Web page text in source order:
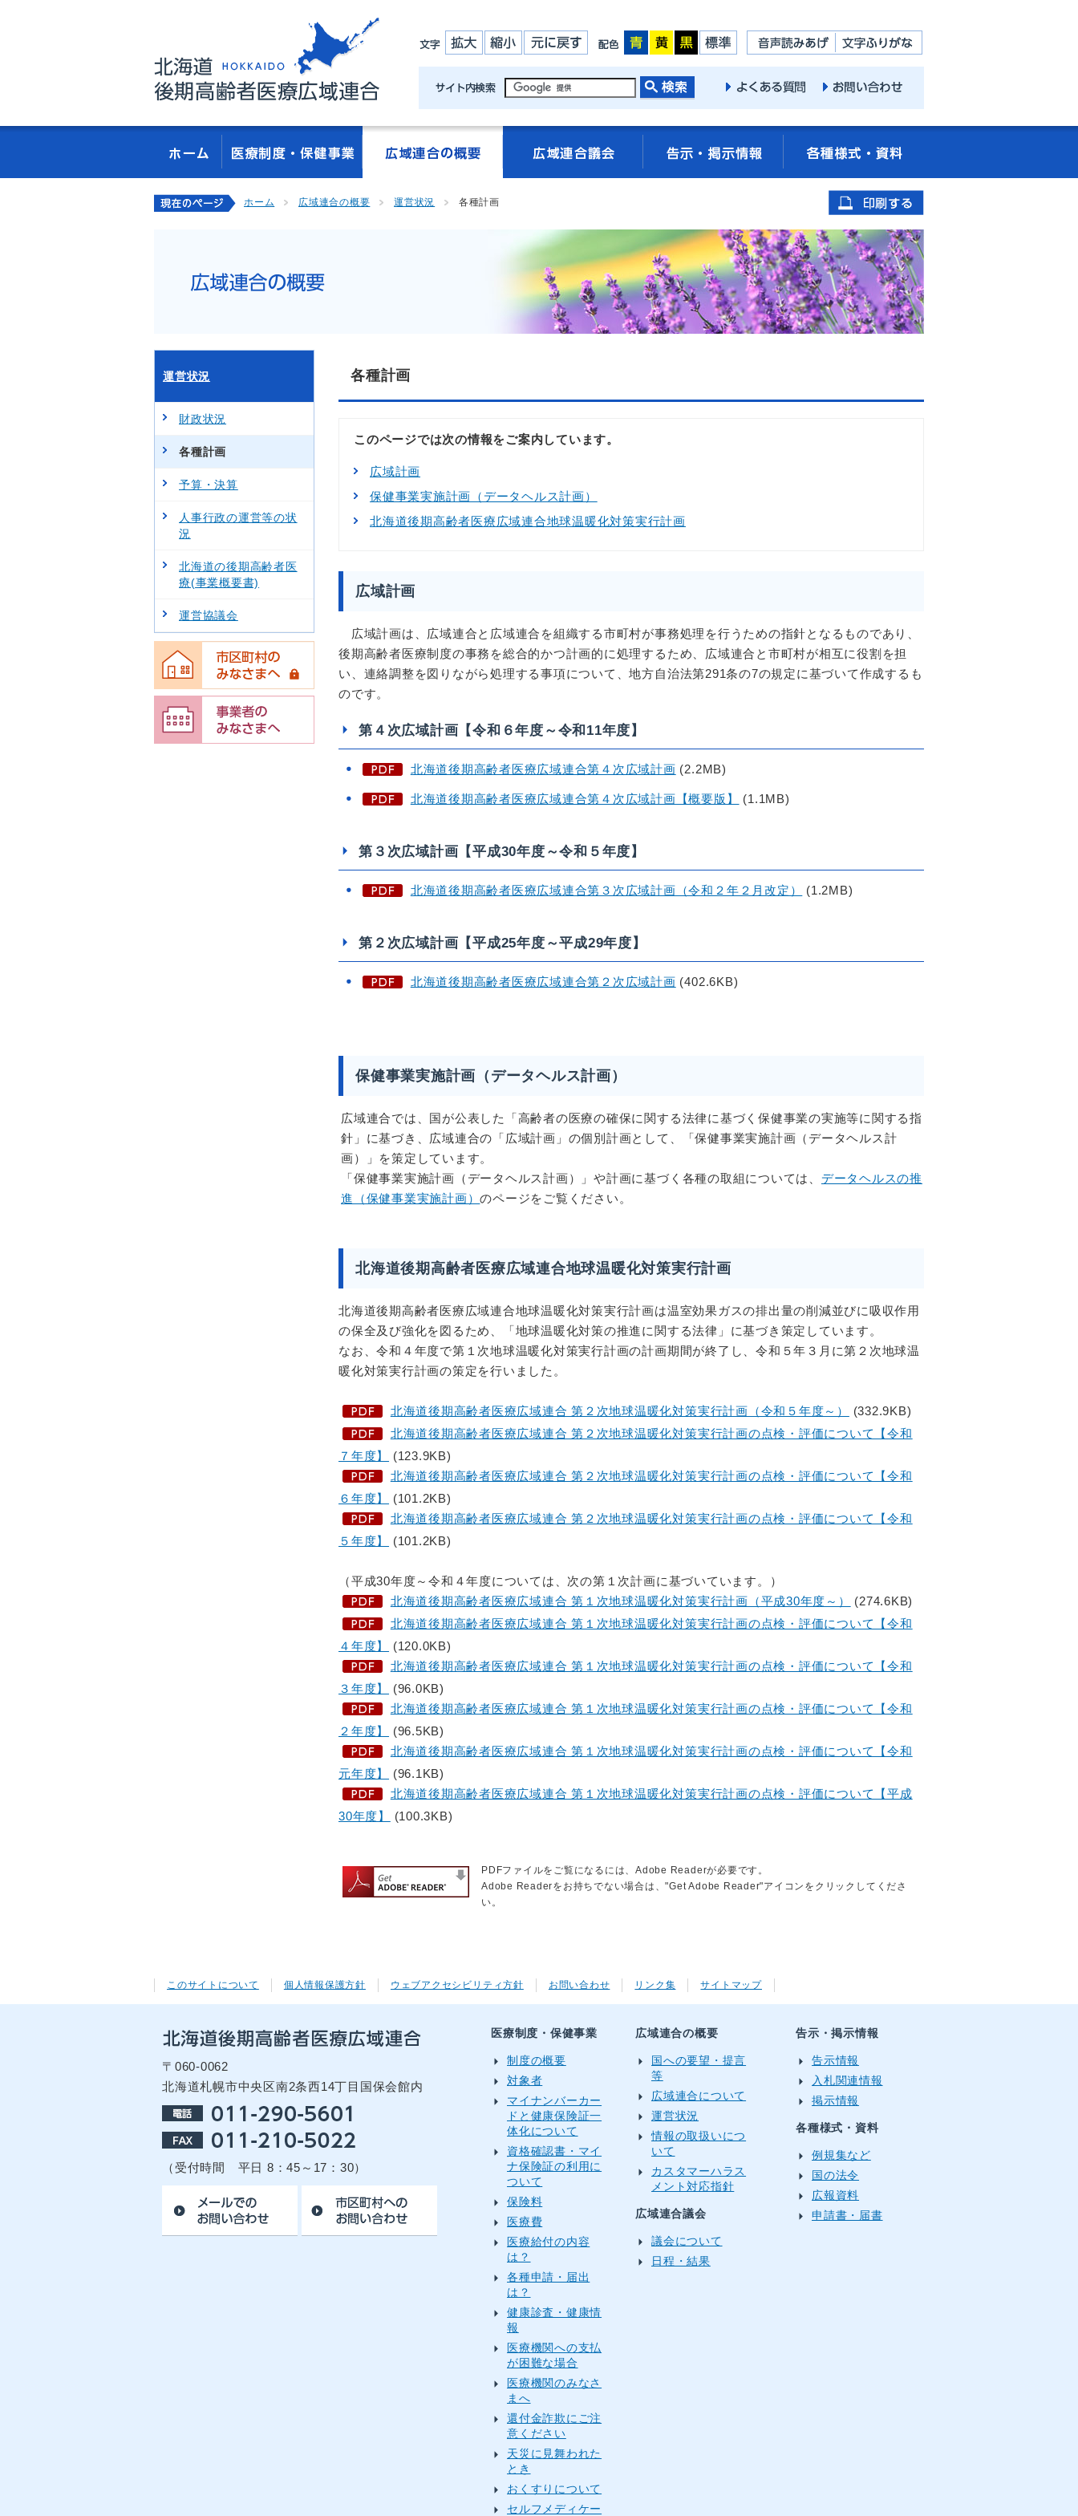
ホーム 広域連合の概要 運営状況 各種計画
各種計画
このページでは次の情報をご案内しています。
広域計画
保健事業実施計画（データヘルス計画）
北海道後期高齢者医療広域連合地球温暖化対策実行計画
広域計画
広域計画は、 広域連合と広域連合を組織する市町村が事務処理を行うための指針となるものであり、
後期高齢者医療制度の事務を総合的かつ計画的に処理するため、広域連合と市町村が相互に役割を担
い、連絡調整を図りながら処理する事項について、地方自治法第291条の7の規定に基づいて作成するも
のです。
第４次広域計画【令和６年度～令和11年度】
北海道後期高齢者医療広域連合第４次広域計画 (2.2MB)
北海道後期高齢者医療広域連合第４次広域計画【概要版】 (1.1MB)
第３次広域計画【平成30年度～令和５年度】
北海道後期高齢者医療広域連合第３次広域計画（令和２年２月改定） (1.2MB)
第２次広域計画【平成25年度～平成29年度】
北海道後期高齢者医療広域連合第２次広域計画 (402.6KB)
保健事業実施計画（データヘルス計画）
広域連合では、国が公表した「高齢者の医療の確保に関する法律に基づく保健事業の実施等に関する指
針」に基づき、広域連合の「広域計画」の個別計画として、「保健事業実施計画（データヘルス計
画）」を策定しています。
「保健事業実施計画（データヘルス計画）」や計画に基づく各種の取組については、 データヘルスの推
進（保健事業実施計画）のページをご覧ください。
北海道後期高齢者医療広域連合地球温暖化対策実行計画
北海道後期高齢者医療広域連合地球温暖化対策実行計画は温室効果ガスの排出量の削減並びに吸収作用
の保全及び強化を図るため、「地球温暖化対策の推進に関する法律」に基づき策定しています。
なお、令和４年度で第１次地球温暖化対策実行計画の計画期間が終了し、令和５年３月に第２次地球温
暖化対策実行計画の策定を行いました。
北海道後期高齢者医療広域連合 第２次地球温暖化対策実行計画（令和５年度～）
(332.9KB)
北海道後期高齢者医療広域連合 第２次地球温暖化対策実行計画の点検・評価について【令和
７年度】
(123.9KB)
北海道後期高齢者医療広域連合 第２次地球温暖化対策実行計画の点検・評価について【令和
６年度】
(101.2KB)
北海道後期高齢者医療広域連合 第２次地球温暖化対策実行計画の点検・評価について【令和
５年度】
(101.2KB)
（平成30年度～令和４年度については、次の第１次計画に基づいています。）
北海道後期高齢者医療広域連合 第１次地球温暖化対策実行計画（平成30年度～）
(274.6KB)
北海道後期高齢者医療広域連合 第１次地球温暖化対策実行計画の点検・評価について【令和
４年度】
(120.0KB)
北海道後期高齢者医療広域連合 第１次地球温暖化対策実行計画の点検・評価について【令和
３年度】
(96.0KB)
北海道後期高齢者医療広域連合 第１次地球温暖化対策実行計画の点検・評価について【令和
２年度】
(96.5KB)
北海道後期高齢者医療広域連合 第１次地球温暖化対策実行計画の点検・評価について【令和
元年度】
(96.1KB)
北海道後期高齢者医療広域連合 第１次地球温暖化対策実行計画の点検・評価について【平成
30年度】
(100.3KB)
PDFファイルをご覧になるには、Adobe Readerが必要です。
Adobe Readerをお持ちでない場合は、"Get Adobe Reader"アイコンをクリックしてくださ
い。
運営状況
財政状況
各種計画
予算・決算
人事行政の運営等の状
況
北海道の後期高齢者医
療(事業概要書)
運営協議会
このサイトについて 個人情報保護方針 ウェブアクセシビリティ方針 お問い合わせ リンク集 サイトマップ
〒060-0062
北海道札幌市中央区南2条西14丁目国保会館内
（受付時間 平日 8：45～17：30）
医療制度・保健事業
制度の概要
対象者
マイナンバーカー
ドと健康保険証一
体化について
資格確認書・マイ
ナ保険証の利用に
ついて
保険料
医療費
医療給付の内容
は？
各種申請・届出
は？
健康診査・健康情
報
医療機関への支払
が困難な場合
医療機関のみなさ
まへ
還付金詐欺にご注
意ください
天災に見舞われた
とき
おくすりについて
セルフメディケー
広域連合の概要
国への要望・提言
等
広域連合について
運営状況
情報の取扱いにつ
いて
カスタマーハラス
メント対応指針
広域連合議会
議会について
日程・結果
告示・掲示情報
告示情報
入札関連情報
掲示情報
各種様式・資料
例規集など
国の法令
広報資料
申請書・届書